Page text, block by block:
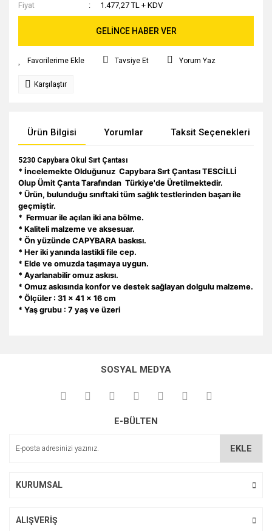
Fiyat
1.477,27 TL + KDV
GELİNCE HABER VER
Tavsiye Et Yorum Yaz
Karşılaştır
Ürün Bilgisi Yorumlar Taksit Seçenekleri
5230 Capybara Okul Sırt Çantası
* İncelemekte Olduğunuz Capybara Sırt Çantası TESCİLLİ
Olup Ümit Çanta Tarafından Türkiye'de Üretilmektedir.
* Ürün, bulunduğu sınıftaki tüm sağlık testlerinden başarı ile
geçmiştir.
* Fermuar ile açılan iki ana bölme.
* Kaliteli malzeme ve aksesuar.
* Ön yüzünde CAPYBARA baskısı.
* Her iki yanında lastikli file cep.
* Elde ve omuzda taşımaya uygun.
* Ayarlanabilir omuz askısı.
* Omuz askısında konfor ve destek sağlayan dolgulu malzeme.
* Ölçüler : 31 x 41 x 16 cm
* Yaş grubu : 7 yaş ve üzeri
kullanarak tarafımıza iletebilirsiniz.
Görüş ve önerileriniz için teşekkür ederiz.
Ürün açıklamasında eksik bilgiler bulunuyor.
SOSYAL MEDYA
E-BÜLTEN
EKLE
KURUMSAL
ALIŞVERİŞ